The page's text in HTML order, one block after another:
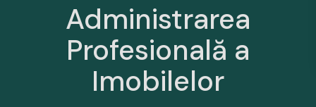
Administrarea
Profesională a
Imobilelor